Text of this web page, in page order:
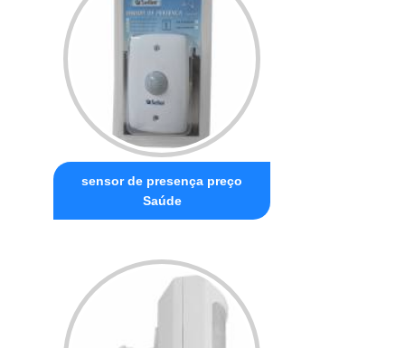
sensor de presença preço
Saúde